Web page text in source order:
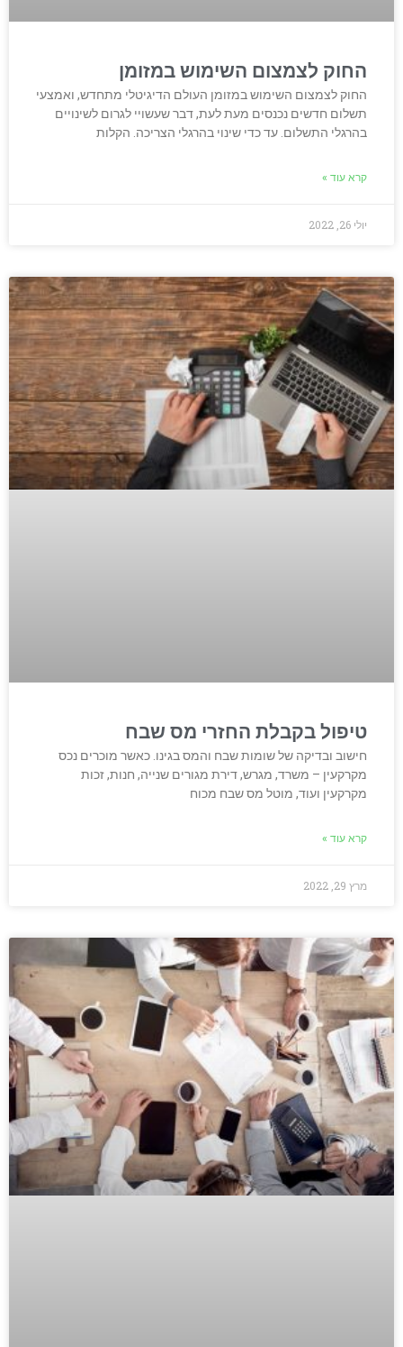
החוק לצמצום השימוש במזומן
החוק לצמצום השימוש במזומן העולם הדיגיטלי מתחדש, ואמצעי
תשלום חדשים נכנסים מעת לעת, דבר שעשויי לגרום לשינויים
בהרגלי התשלום. עד כדי שינוי בהרגלי הצריכה. הקלות
קרא עוד »
טיפול בקבלת החזרי מס שבח
חישוב ובדיקה של שומות שבח והמס בגינו. כאשר מוכרים נכס
מקרקעין – משרד, מגרש, דירת מגורים שנייה, חנות, זכות
מקרקעין ועוד, מוטל מס שבח מכוח
קרא עוד »
מרץ 29, 2022